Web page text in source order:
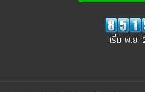
เริ่ม พ.ย.